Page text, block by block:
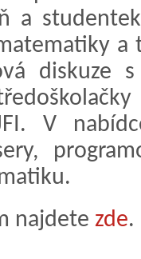
a
a
diskuze
V
najdete zde.